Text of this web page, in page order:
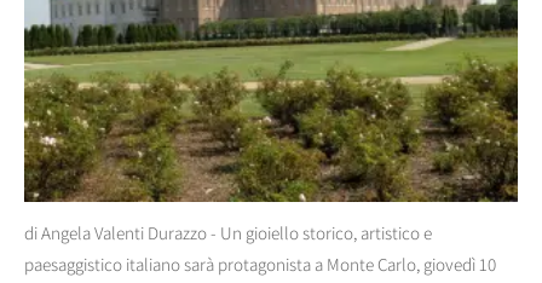
di Angela Valenti Durazzo - Un gioiello storico, artistico e
paesaggistico italiano sarà protagonista a Monte Carlo, giovedì 10